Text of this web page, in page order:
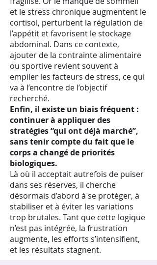
et le stress chronique augmentent le
cortisol, perturbent la régulation de
l’appétit et favorisent le stockage
abdominal. Dans ce contexte,
ajouter de la contrainte alimentaire
ou sportive revient souvent à
empiler les facteurs de stress, ce qui
va à l’encontre de l’objectif
recherché.
Enfin, il existe un biais fréquent :
continuer à appliquer des
stratégies “qui ont déjà marché”,
sans tenir compte du fait que le
corps a changé de priorités
biologiques.
Là où il acceptait autrefois de puiser
dans ses réserves, il cherche
désormais d’abord à se protéger, à
stabiliser et à éviter les variations
trop brutales. Tant que cette logique
n’est pas intégrée, la frustration
augmente, les efforts s’intensifient,
et les résultats stagnent.